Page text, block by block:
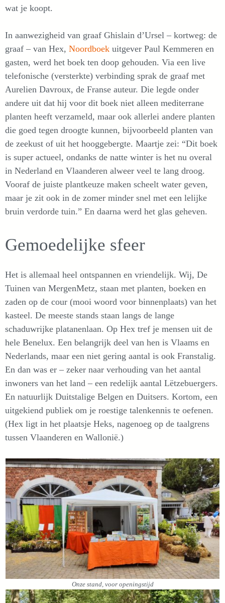
wat je koopt.
In aanwezigheid van graaf Ghislain d’Ursel – kortweg: de
graaf – van Hex, Noordboek uitgever Paul Kemmeren en
gasten, werd het boek ten doop gehouden. Via een live
telefonische (versterkte) verbinding sprak de graaf met
Aurelien Davroux, de Franse auteur. Die legde onder
andere uit dat hij voor dit boek niet alleen mediterrane
planten heeft verzameld, maar ook allerlei andere planten
die goed tegen droogte kunnen, bijvoorbeeld planten van
de zeekust of uit het hooggebergte. Maartje zei: “Dit boek
is super actueel, ondanks de natte winter is het nu overal
in Nederland en Vlaanderen alweer veel te lang droog.
Vooraf de juiste plantkeuze maken scheelt water geven,
maar je zit ook in de zomer minder snel met een lelijke
bruin verdorde tuin.” En daarna werd het glas geheven.
Gemoedelijke sfeer
Het is allemaal heel ontspannen en vriendelijk. Wij, De
Tuinen van MergenMetz, staan met planten, boeken en
zaden op de cour (mooi woord voor binnenplaats) van het
kasteel. De meeste stands staan langs de lange
schaduwrijke platanenlaan. Op Hex tref je mensen uit de
hele Benelux. Een belangrijk deel van hen is Vlaams en
Nederlands, maar een niet gering aantal is ook Franstalig.
En dan was er – zeker naar verhouding van het aantal
inwoners van het land – een redelijk aantal Lëtzebuergers.
En natuurlijk Duitstalige Belgen en Duitsers. Kortom, een
uitgekiend publiek om je roestige talenkennis te oefenen.
(Hex ligt in het plaatsje Heks, nagenoeg op de taalgrens
tussen Vlaanderen en Wallonië.)
Onze stand, voor openingstijd